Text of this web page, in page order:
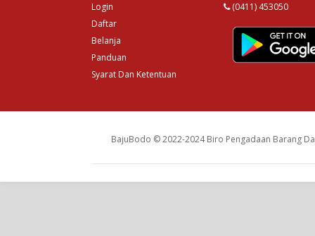
Login
Daftar
Belanja
Panduan
Syarat Dan Ketentuan
(0411) 453050
BajuBodo © 2022-2024 Biro Pengadaan Barang